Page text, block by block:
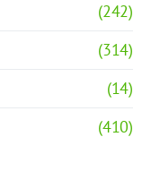
(242)
(314)
(14)
(410)